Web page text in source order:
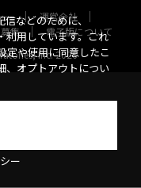
ー
運営会社
集
電子版について
Inc. 2026
などのために、
利用しています。これ
定や使用に同意したこ
、オプトアウトについ
ー